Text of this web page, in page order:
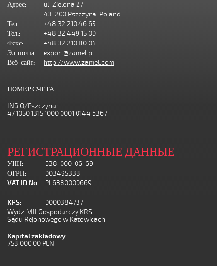
Адрес:
ul. Zielona 27
43-200 Pszczyna, Poland
Тел.:
+48 32 210 46 65
Тел.:
+48 32 449 15 00
Факс:
+48 32 210 80 04
Эл. почта:
export@zamel.pl
Веб-сайт:
http://www.zamel.com
НОМЕР СЧЕТА
ING O/Pszczyna:
47 1050 1315 1000 0001 0144 6367
РЕГИСТРАЦИОННЫЕ ДАННЫЕ
УНН:
638-000-06-69
ОГРН:
003495338
VAT ID No.
PL6380000669
KRS:
0000384737
Wydz. VIII Gospodarczy KRS
Sądu Rejonowego w Katowicach
Kapital zakładowy:
758 000,00 PLN